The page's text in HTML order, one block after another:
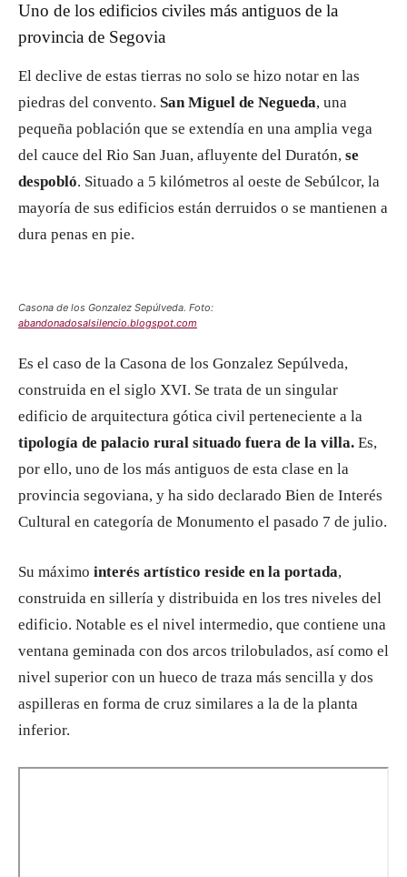
Uno de los edificios civiles más antiguos de la
provincia de Segovia
El declive de estas tierras no solo se hizo notar en las
piedras del convento. San Miguel de Negueda, una
pequeña población que se extendía en una amplia vega
del cauce del Rio San Juan, afluyente del Duratón, se
despobló. Situado a 5 kilómetros al oeste de Sebúlcor, la
mayoría de sus edificios están derruidos o se mantienen a
dura penas en pie.
Casona de los Gonzalez Sepúlveda. Foto:
abandonadosalsilencio.blogspot.com
Es el caso de la Casona de los Gonzalez Sepúlveda,
construida en el siglo XVI. Se trata de un singular
edificio de arquitectura gótica civil perteneciente a la
tipología de palacio rural situado fuera de la villa. Es,
por ello, uno de los más antiguos de esta clase en la
provincia segoviana, y ha sido declarado Bien de Interés
Cultural en categoría de Monumento el pasado 7 de julio.
Su máximo interés artístico reside en la portada,
construida en sillería y distribuida en los tres niveles del
edificio. Notable es el nivel intermedio, que contiene una
ventana geminada con dos arcos trilobulados, así como el
nivel superior con un hueco de traza más sencilla y dos
aspilleras en forma de cruz similares a la de la planta
inferior.